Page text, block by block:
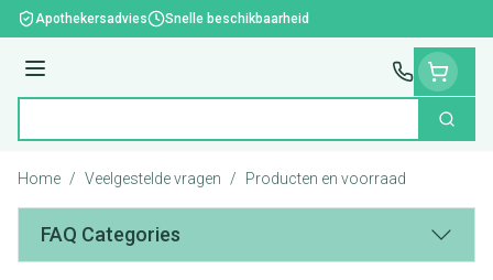
Ga naar de inhoud
Apothekersadvies Snelle beschikbaarheid
Menu
Zoek
Home / Veelgestelde vragen / Producten en voorraad
FAQ Categories